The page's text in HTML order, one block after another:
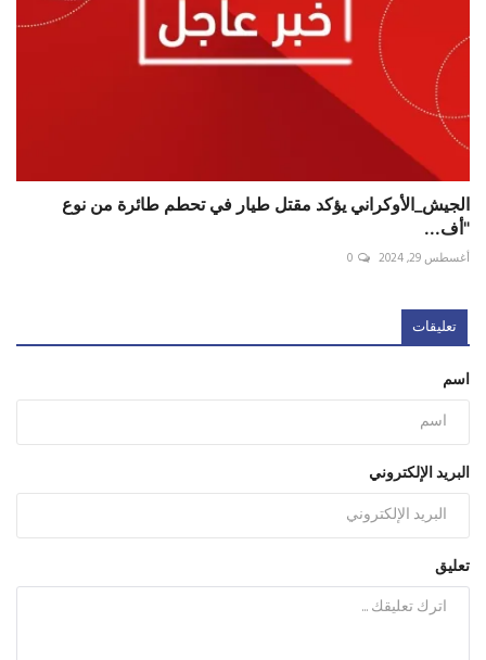
الجيش_الأوكراني يؤكد مقتل طيار في تحطم طائرة من نوع
"أف...
أغسطس 29, 2024 0
تعليقات
اسم
البريد الإلكتروني
تعليق